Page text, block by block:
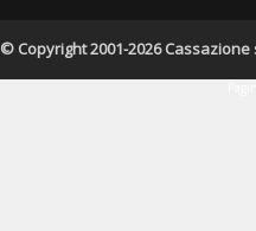
© Copyright 2001-2026 Cassazione